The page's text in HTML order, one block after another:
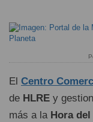
El Centro
de HLRE y
más a la Hora